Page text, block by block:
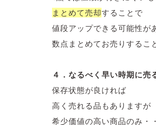
まとめて売却することで
値段アップできる可能性が
数点まとめてお売りするこ
４．なるべく早い時期に売
保存状態が良ければ
高く売れる品もありますが
希少価値の高い商品のみ・